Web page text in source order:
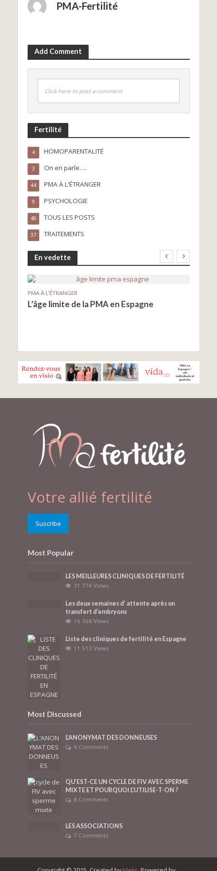
PMA-Fertilité
Add Comment
Click here to post a comment
Fertilité
HOMOPARENTALITÉ
4
On en parle….
3
PMA À L’ÉTRANGER
44
PSYCHOLOGIE
9
TOUS LES POSTS
48
TRAITEMENTS
37
En vedette
PMA À L’ÉTRANGER
L’âge limite de la PMA en Espagne
Votre allié fertilité
Suscribe
Most Popular
LES MEILLEURES CLINIQUES DE FERTILITÉ
31 774 Views
Les deux semaines d’ attente après un
transfert d’embryons
16 368 Views
Liste des cliniques de fertilité en Espagne
11 513 Views
Most Discussed
L’ANONYMAT DES DONNEUSES
9 Comments
QU’EST-CE UN CYCLE DE FIV AVEC SPERME
MIXTE ET POURQUOI L’UTILISE-T-ON ?
8 Comments
LES ASSOCIATIONS
7 Comments